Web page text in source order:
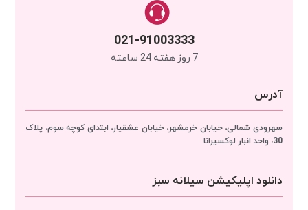
021-91003333
7 روز هفته 24 ساعته
آدرس
سهرودی شمالی، خیابان خرمشهر، خیابان عشقیار، ابتدای کوچه سوم، پلاک
30، واحد انبار
لوکسیرانا
دانلود اپلیکیشن سیلانه سبز